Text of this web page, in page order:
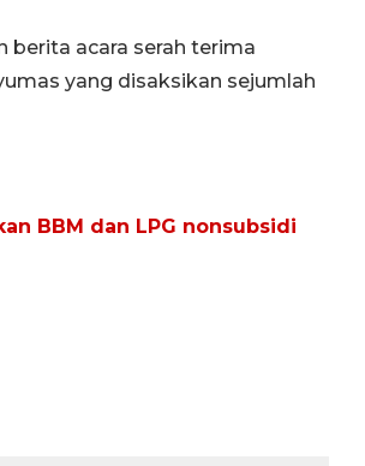
berita acara serah terima
yang disaksikan sejumlah
BBM dan LPG nonsubsidi